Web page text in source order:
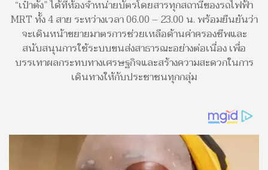
“เป๋าตัง” ได้ที่ห้องจำหน่ายบัตรโดยสารทุกสถานีของรถไฟฟ้า
MRT ทั้ง 4 สาย ระหว่างเวลา 06.00 – 23.00 น. พร้อมยืนยันว่า
จะเดินหน้าขยายมาตรการช่วยเหลือด้านค่าครองชีพและ
สนับสนุนการใช้ระบบขนส่งสาธารณะอย่างต่อเนื่อง เพื่อ
บรรเทาผลกระทบทางเศรษฐกิจและสร้างความสะดวกในการ
เดินทางให้กับประชาชนทุกกลุ่ม